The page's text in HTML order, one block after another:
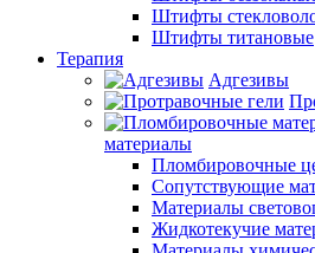
Штифты
Штифты титановые
Терапия
Адгезивы
материалы
Пломбировочные
Сопутствующие
Материалы
Жидкотекучие